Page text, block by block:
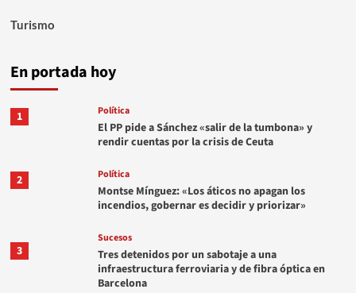
Turismo
En portada hoy
1 Política
El PP pide a Sánchez «salir de la tumbona» y
rendir cuentas por la crisis de Ceuta
2 Política
Montse Mínguez: «Los áticos no apagan los
incendios, gobernar es decidir y priorizar»
3
Sucesos
Tres detenidos por un sabotaje a una
infraestructura ferroviaria y de fibra óptica en
Barcelona